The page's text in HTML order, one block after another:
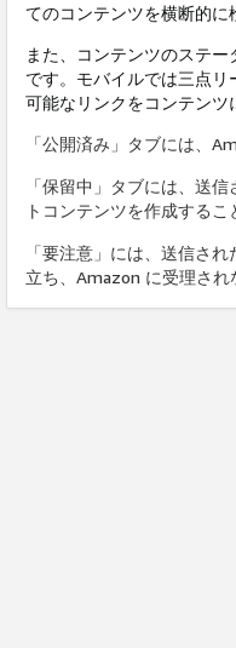
てのコンテンツを横断的
また、コンテンツのステ
です。モバイルでは三点
可能なリンクをコンテン
「公開済み」タブには、
「保留中」タブには、送
トコンテンツを作成する
「要注意」には、送信さ
立ち、Amazon に受理さ